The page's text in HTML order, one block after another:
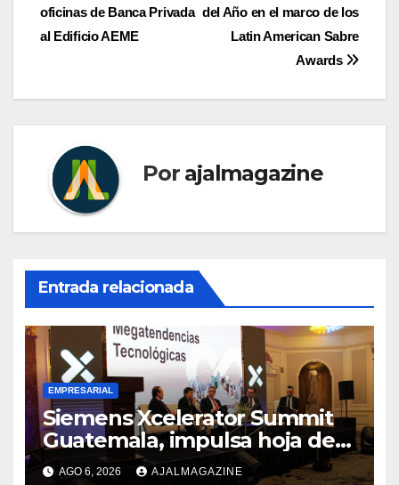
entradas
del Año en el marco de los
Latin American Sabre
Awards
oficinas de Banca Privada
al Edificio AEME
Por ajalmagazine
Entrada relacionada
EMPRESARIAL
Siemens Xcelerator Summit
Guatemala, impulsa hoja de
ruta para acelerar la
AGO 6, 2026 AJALMAGAZINE